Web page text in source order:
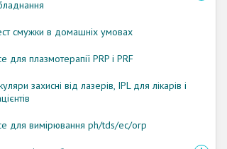
смужки в домашніх умовах
для плазмотерапії PRP і PRF
захисні від лазерів, IPL для лікарів і
для вимірювання ph/tds/ec/orp